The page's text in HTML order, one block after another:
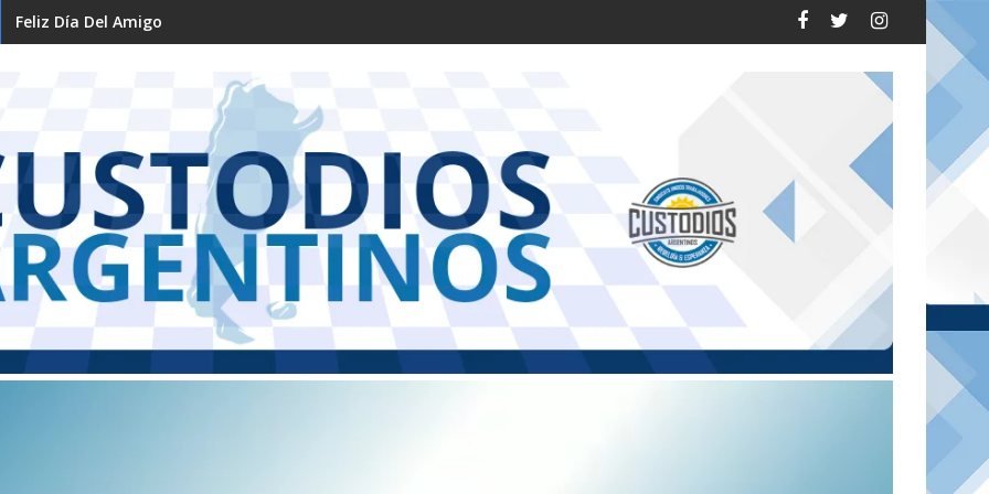
Feliz Día Del Amigo